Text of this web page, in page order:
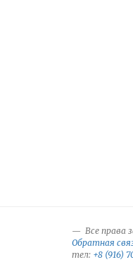
Все права
Обратная
тел: +8 (916)